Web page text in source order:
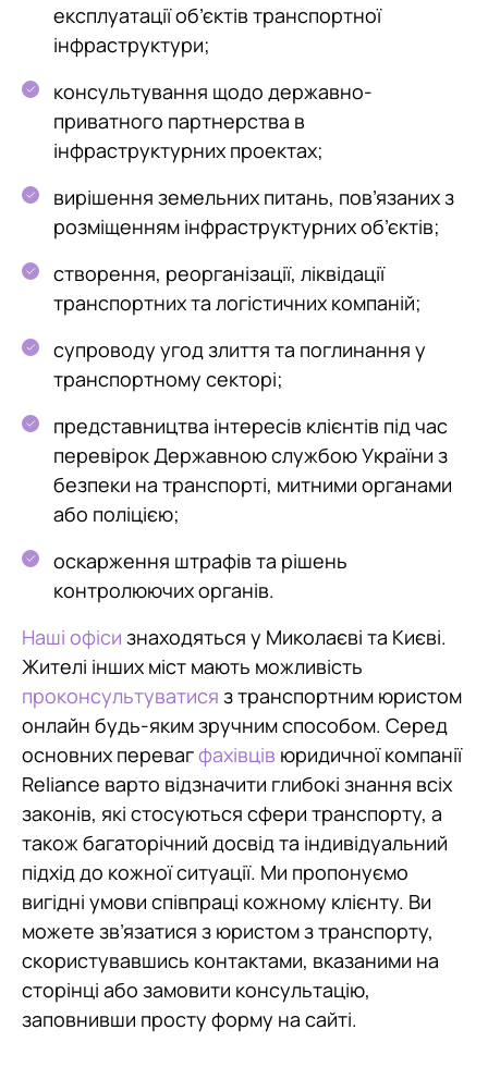
експлуатації об’єктів транспортної
інфраструктури;
консультування щодо державно-
приватного партнерства в
інфраструктурних проектах;
вирішення земельних питань, пов’язаних з
розміщенням інфраструктурних об’єктів;
створення, реорганізації, ліквідації
транспортних та логістичних компаній;
супроводу угод злиття та поглинання у
транспортному секторі;
представництва інтересів клієнтів під час
перевірок Державною службою України з
безпеки на транспорті, митними органами
або поліцією;
оскарження штрафів та рішень
контролюючих органів.
Наші офіси знаходяться у Миколаєві та Києві.
Жителі інших міст мають можливість
проконсультуватися з транспортним юристом
онлайн будь-яким зручним способом. Серед
основних перевагфахівців юридичної компанії
Reliance варто відзначити глибокі знання всіх
законів, які стосуються сфери транспорту, а
також багаторічний досвід та індивідуальний
підхід до кожної ситуації. Ми пропонуємо
вигідні умови співпраці кожному клієнту. Ви
можете зв’язатися з юристом з транспорту,
скористувавшись контактами, вказаними на
сторінці або замовити консультацію,
заповнивши просту форму на сайті.